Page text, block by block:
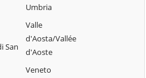
San
Umbria
Valle
d'Aosta/Vallée
d'Aoste
Veneto